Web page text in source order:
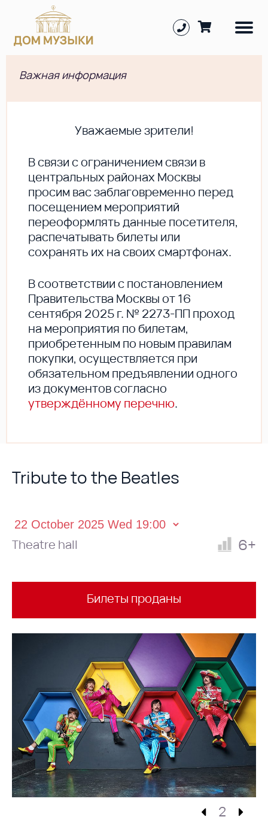
Важная информация
Уважаемые зрители!
В cвязи с ограничением связи в
центральных районах Москвы
просим вас заблаговременно перед
посещением мероприятий
переоформлять данные посетителя,
распечатывать билеты или
сохранять их на своих смартфонах.
В соответствии с постановлением
Правительства Москвы от 16
сентября 2025 г. № 2273-ПП проход
на мероприятия по билетам,
приобретенным по новым правилам
покупки, осуществляется при
обязательном предъявлении одного
из документов согласно
утверждённому перечню.
Tribute to the Beatles
Theatre hall 6+
Билеты проданы
2